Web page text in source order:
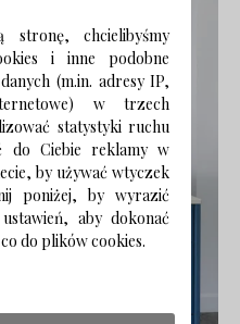
stronę, chcielibyśmy
i inne podobne
(m.in. adresy IP,
w trzech
statystyki ruchu
do Ciebie reklamy w
by używać wtyczek
poniżej, by wyrazić
aby dokonać
do plików cookies.